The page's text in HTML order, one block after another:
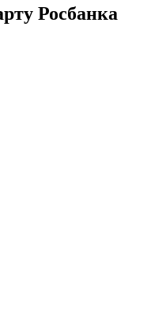
Росбанка